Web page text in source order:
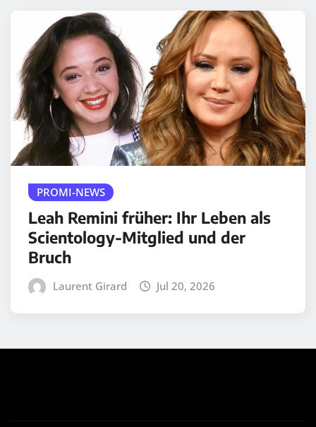
PROMI-NEWS
Leah Remini früher: Ihr Leben als
Scientology-Mitglied und der
Bruch
Laurent Girard Jul 20, 2026